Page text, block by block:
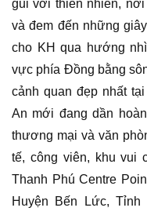
gũi với thiên nhiên, nơi
và đem đến những
cho KH qua hướng
vực phía Đồng bằng
cảnh quan đẹp nhất
An mới đang dần
thương mại và văn
tế, công viên, khu
Thanh Phú Centre
Huyện Bến Lức,